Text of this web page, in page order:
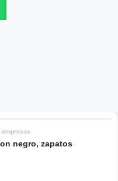
empresas
negro, zapatos